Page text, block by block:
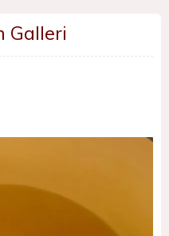
Galleri